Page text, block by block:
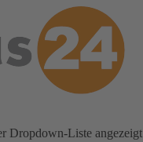
Dropdown-Liste angezeigt